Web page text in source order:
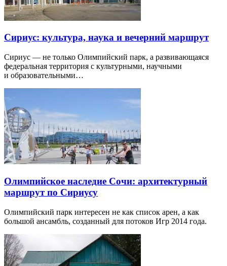
Сириус: культура, наука и вечерний маршрут
Сириус — не только Олимпийский парк, а развивающаяся
федеральная территория с культурными, научными
и образовательными…
Олимпийское наследие Сочи: архитектурный
маршрут по Сириусу
Олимпийский парк интересен не как список арен, а как
большой ансамбль, созданный для потоков Игр 2014 года.